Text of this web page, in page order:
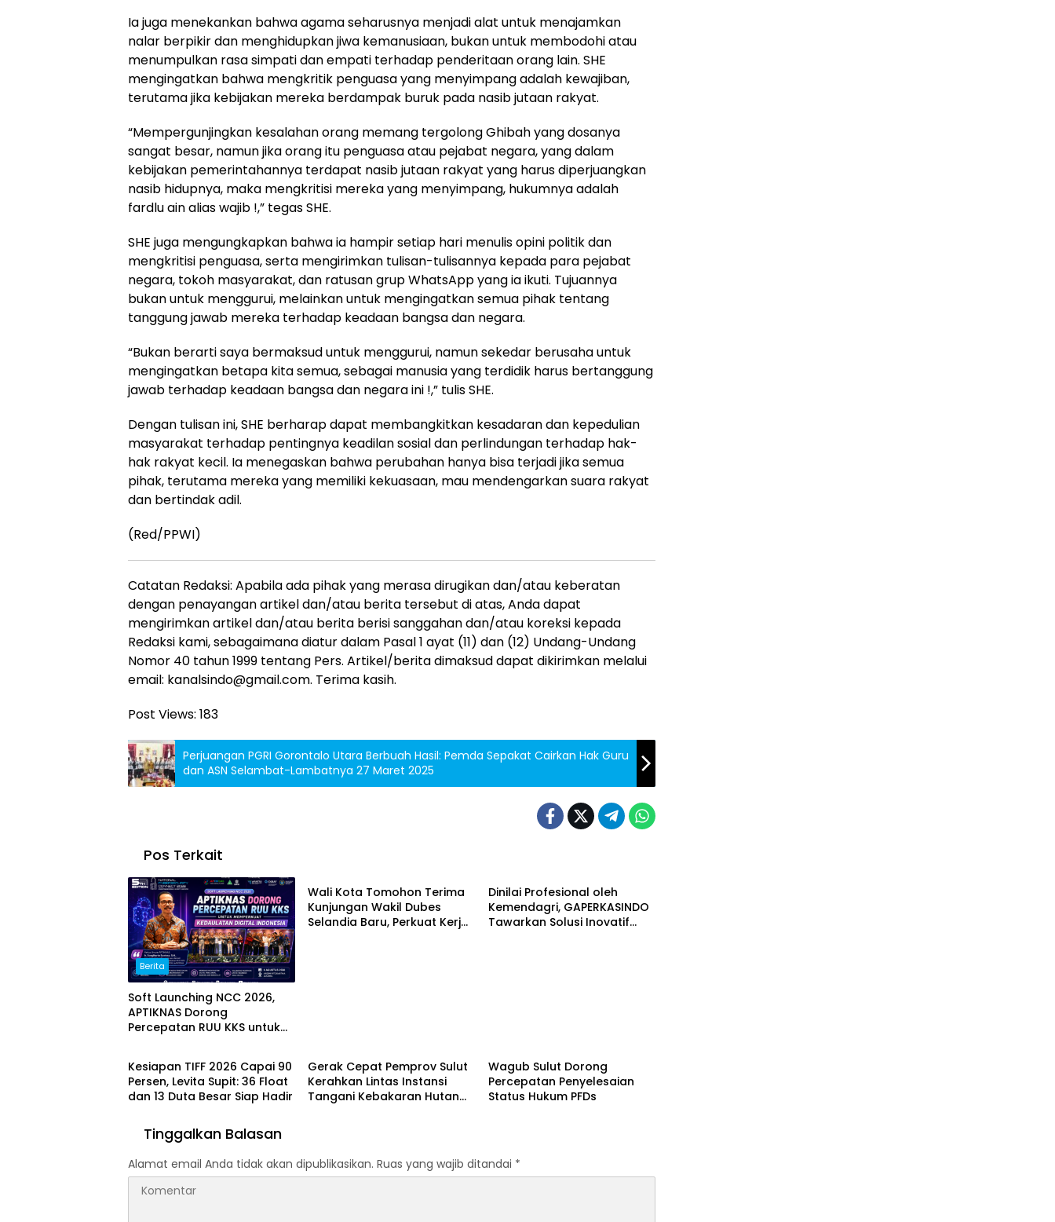
Ia juga menekankan bahwa agama seharusnya menjadi alat untuk menajamkan
nalar berpikir dan menghidupkan jiwa kemanusiaan, bukan untuk membodohi atau
menumpulkan rasa simpati dan empati terhadap penderitaan orang lain. SHE
mengingatkan bahwa mengkritik penguasa yang menyimpang adalah kewajiban,
terutama jika kebijakan mereka berdampak buruk pada nasib jutaan rakyat.
“Mempergunjingkan kesalahan orang memang tergolong Ghibah yang dosanya
sangat besar, namun jika orang itu penguasa atau pejabat negara, yang dalam
kebijakan pemerintahannya terdapat nasib jutaan rakyat yang harus diperjuangkan
nasib hidupnya, maka mengkritisi mereka yang menyimpang, hukumnya adalah
fardlu ain alias wajib !,” tegas SHE.
SHE juga mengungkapkan bahwa ia hampir setiap hari menulis opini politik dan
mengkritisi penguasa, serta mengirimkan tulisan-tulisannya kepada para pejabat
negara, tokoh masyarakat, dan ratusan grup WhatsApp yang ia ikuti. Tujuannya
bukan untuk menggurui, melainkan untuk mengingatkan semua pihak tentang
tanggung jawab mereka terhadap keadaan bangsa dan negara.
“Bukan berarti saya bermaksud untuk menggurui, namun sekedar berusaha untuk
mengingatkan betapa kita semua, sebagai manusia yang terdidik harus bertanggung
jawab terhadap keadaan bangsa dan negara ini !,” tulis SHE.
Dengan tulisan ini, SHE berharap dapat membangkitkan kesadaran dan kepedulian
masyarakat terhadap pentingnya keadilan sosial dan perlindungan terhadap hak-
hak rakyat kecil. Ia menegaskan bahwa perubahan hanya bisa terjadi jika semua
pihak, terutama mereka yang memiliki kekuasaan, mau mendengarkan suara rakyat
dan bertindak adil.
(Red/PPWI)
Catatan Redaksi: Apabila ada pihak yang merasa dirugikan dan/atau keberatan
dengan penayangan artikel dan/atau berita tersebut di atas, Anda dapat
mengirimkan artikel dan/atau berita berisi sanggahan dan/atau koreksi kepada
Redaksi kami, sebagaimana diatur dalam Pasal 1 ayat (11) dan (12) Undang-Undang
Nomor 40 tahun 1999 tentang Pers. Artikel/berita dimaksud dapat dikirimkan melalui
email: kanalsindo@gmail.com. Terima kasih.
Post Views: 183
Perjuangan PGRI Gorontalo Utara Berbuah Hasil: Pemda Sepakat Cairkan Hak Guru
dan ASN Selambat-Lambatnya 27 Maret 2025
Pos Terkait
Berita
Soft Launching NCC 2026,
APTIKNAS Dorong
Percepatan RUU KKS untuk
Wali Kota Tomohon Terima
Kunjungan Wakil Dubes
Selandia Baru, Perkuat Kerja
Dinilai Profesional oleh
Kemendagri, GAPERKASINDO
Tawarkan Solusi Inovatif
Berita
Kesiapan TIFF 2026 Capai 90
Persen, Levita Supit: 36 Float
dan 13 Duta Besar Siap Hadir
Gerak Cepat Pemprov Sulut
Kerahkan Lintas Instansi
Tangani Kebakaran Hutan
Wagub Sulut Dorong
Percepatan Penyelesaian
Status Hukum PFDs
Tinggalkan Balasan
Alamat email Anda tidak akan dipublikasikan. Ruas yang wajib ditandai *